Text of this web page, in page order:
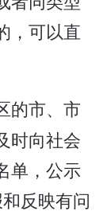
，可以直
的市、市
时向社会
单，公示
反映有问